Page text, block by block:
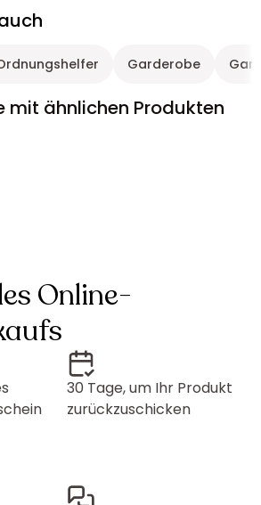
Garderobe
mit ähnlichen Produkten
Online-
30 Tage, um Ihr Produkt
zurückzuschicken